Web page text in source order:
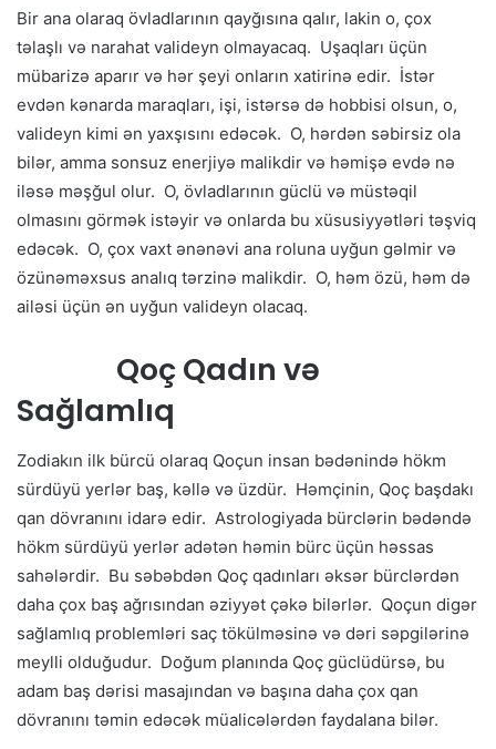
Bir ana olaraq övladlarının qayğısına qalır, lakin o, çox
təlaşlı və narahat valideyn olmayacaq. Uşaqları üçün
mübarizə aparır və hər şeyi onların xatirinə edir. İstər
evdən kənarda maraqları, işi, istərsə də hobbisi olsun, o,
valideyn kimi ən yaxşısını edəcək. O, hərdən səbirsiz ola
bilər, amma sonsuz enerjiyə malikdir və həmişə evdə nə
iləsə məşğul olur. O, övladlarının güclü və müstəqil
olmasını görmək istəyir və onlarda bu xüsusiyyətləri təşviq
edəcək. O, çox vaxt ənənəvi ana roluna uyğun gəlmir və
özünəməxsus analıq tərzinə malikdir. O, həm özü, həm də
ailəsi üçün ən uyğun valideyn olacaq.
Qoç Qadın və
Sağlamlıq
Zodiakın ilk bürcü olaraq Qoçun insan bədənində hökm
sürdüyü yerlər baş, kəllə və üzdür. Həmçinin, Qoç başdakı
qan dövranını idarə edir. Astrologiyada bürclərin bədəndə
hökm sürdüyü yerlər adətən həmin bürc üçün həssas
sahələrdir. Bu səbəbdən Qoç qadınları əksər bürclərdən
daha çox baş ağrısından əziyyət çəkə bilərlər. Qoçun digər
sağlamlıq problemləri saç tökülməsinə və dəri səpgilərinə
meylli olduğudur. Doğum planında Qoç güclüdürsə, bu
adam baş dərisi masajından və başına daha çox qan
dövranını təmin edəcək müalicələrdən faydalana bilər.